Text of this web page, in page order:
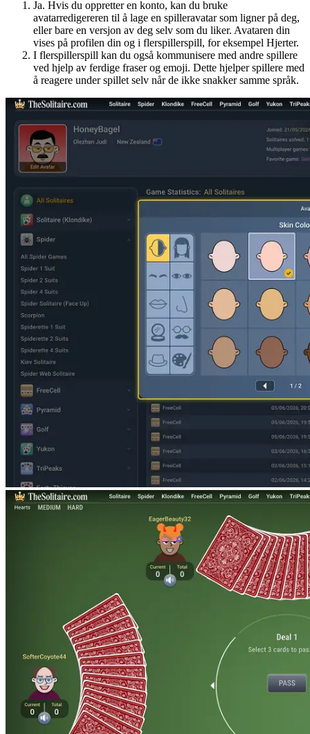
Ja. Hvis du oppretter en konto, kan du bruke
avatarredigereren til å lage en spilleravatar som ligner på deg,
eller bare en versjon av deg selv som du liker. Avataren din
vises på profilen din og i flerspillerspill, for eksempel Hjerter.
I flerspillerspill kan du også kommunisere med andre spillere
ved hjelp av ferdige fraser og emoji. Dette hjelper spillere med
å reagere under spillet selv når de ikke snakker samme språk.